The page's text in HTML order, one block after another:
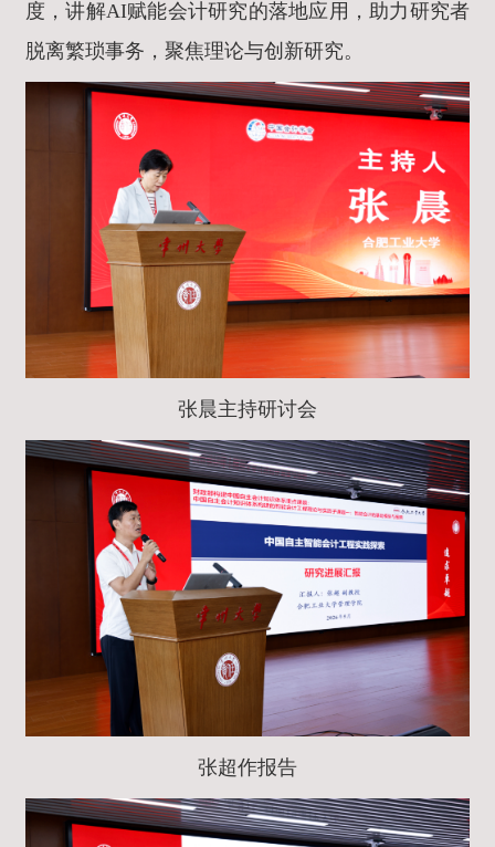
度，讲解AI赋能会计研究的落地应用，助力研究者
脱离繁琐事务，聚焦理论与创新研究。
张晨主持研讨会
张超作报告